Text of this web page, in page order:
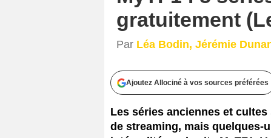
gratuitement
Par Léa Bodin, Jérémie
Ajoutez Allociné à vos sources préférées
Les séries anciennes et
de streaming, mais quelques-